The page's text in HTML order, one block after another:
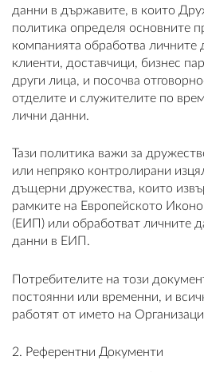
данни в държавите, в които
политика определя основните
компанията обработва личните
клиенти, доставчици, бизнес
други лица, и посочва
отделите и служителите по
лични данни.
Тази политика важи за
или непряко контролирани
дъщерни дружества, които
рамките на Европейското
(ЕИП) или обработват личните
данни в ЕИП.
Потребителите на този
постоянни или временни, и
работят от името на
2. Референтни Документи
Вход
Регистрация
ВХОД
КОНТАКТИ